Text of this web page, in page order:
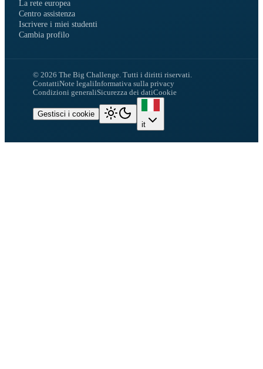
La rete europea
Centro assistenza
Iscrivere i miei studenti
Cambia profilo
© 2026 The Big Challenge. Tutti i diritti riservati.
ContattiNote legaliInformativa sulla privacy
Condizioni generaliSicurezza dei datiCookie
Gestisci i cookie
it